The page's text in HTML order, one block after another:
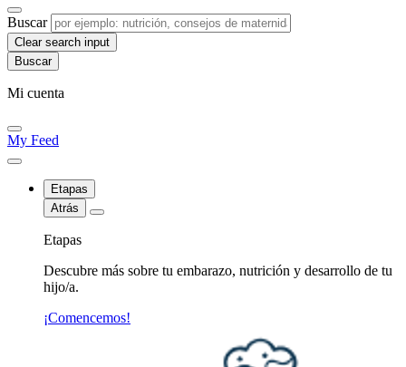
Buscar
Clear search input
Mi cuenta
My Feed
Etapas
Atrás
Etapas
Descubre más sobre tu embarazo, nutrición y desarrollo de tu
hijo/a.
¡Comencemos!